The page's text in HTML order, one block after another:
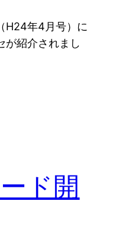
H24年4月号）に
が紹介されまし
ド開